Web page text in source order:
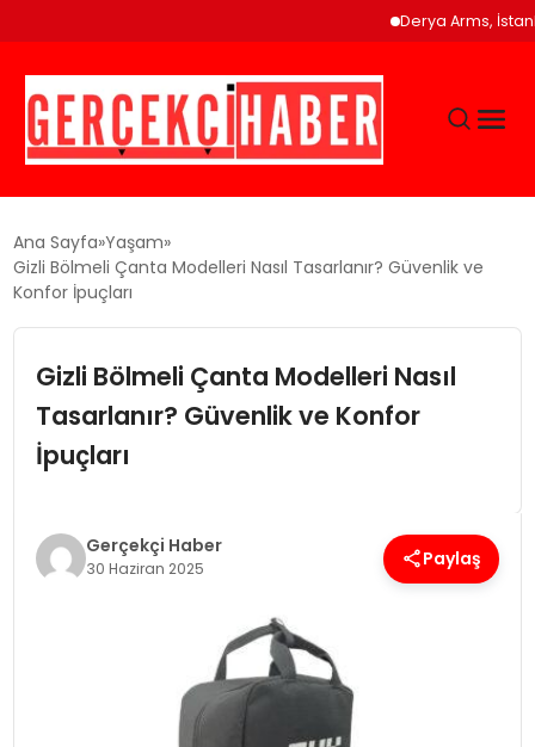
Derya Arms, İstanbul
GÜNCEL
EĞITIM
EKONOMI
MAGAZIN
Ana Sayfa Yaşam
Gizli Bölmeli Çanta Modelleri Nasıl Tasarlanır? Güvenlik ve
Konfor İpuçları
Gizli Bölmeli Çanta Modelleri Nasıl
Tasarlanır? Güvenlik ve Konfor
İpuçları
Gerçekçi Haber
30 Haziran 2025 Paylaş